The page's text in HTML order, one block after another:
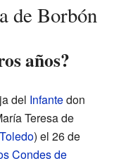
de Borbón
años?
del Infantedon
Teresa de
Toledo) el 26 de
Condes de